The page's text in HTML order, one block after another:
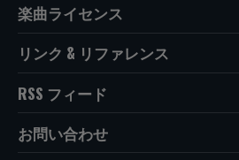
楽曲ライセンス
リンク & リファレンス
RSS フィード
お問い合わせ